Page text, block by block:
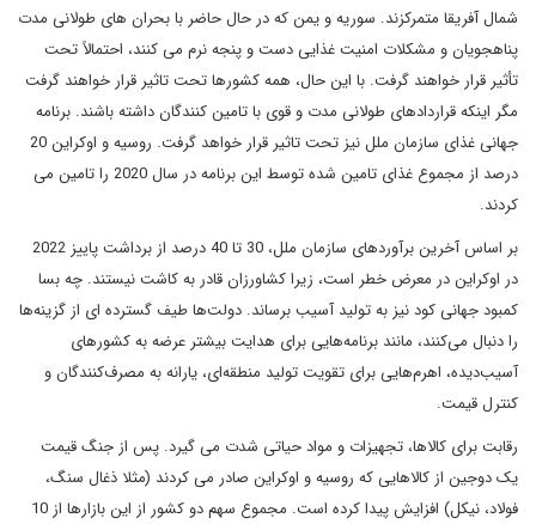
شمال آفریقا متمرکزند. سوریه و یمن که در حال حاضر با بحران های طولانی مدت
پناهجویان و مشکلات امنیت غذایی دست و پنجه نرم می کنند، احتمالاً تحت
تأثیر قرار خواهند گرفت. با این حال، همه کشورها تحت تاثیر قرار خواهند گرفت
مگر اینکه قراردادهای طولانی مدت و قوی با تامین کنندگان داشته باشند. برنامه
جهانی غذای سازمان ملل نیز تحت تاثیر قرار خواهد گرفت. روسیه و اوکراین 20
درصد از مجموع غذای تامین شده توسط این برنامه در سال 2020 را تامین می
کردند.
بر اساس آخرین برآوردهای سازمان ملل، 30 تا 40 درصد از برداشت پاییز 2022
در اوکراین در معرض خطر است، زیرا کشاورزان قادر به کاشت نیستند. چه بسا
کمبود جهانی کود نیز به تولید آسیب برساند. دولت‌ها طیف گسترده ای از گزینه‌ها
را دنبال می‌کنند، مانند برنامه‌هایی برای هدایت بیشتر عرضه به کشورهای
آسیب‌دیده، اهرم‌هایی برای تقویت تولید منطقه‌ای، یارانه به مصرف‌کنندگان و
کنترل قیمت.
رقابت برای کالاها، تجهیزات و مواد حیاتی شدت می گیرد. پس از جنگ قیمت
یک دوجین از کالاهایی که روسیه و اوکراین صادر می کردند (مثلا ذغال سنگ،
فولاد، نیکل) افزایش پیدا کرده است. مجموع سهم دو کشور از این بازارها از 10